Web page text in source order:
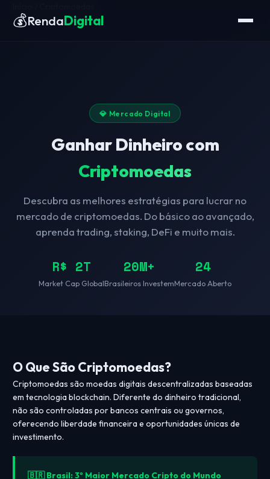
💰RendaDigital
💎 Mercado Digital
Ganhar Dinheiro com
Criptomoedas
Descubra as melhores estratégias para lucrar no
mercado de criptomoedas. Do básico ao avançado,
aprenda trading, staking, DeFi e muito mais.
R$ 2T
Market Cap Global
20M+
Brasileiros Investem
24
Mercado Aberto
O Que São Criptomoedas?
Criptomoedas são moedas digitais descentralizadas baseadas
em tecnologia blockchain. Diferente do dinheiro tradicional,
não são controladas por bancos centrais ou governos,
oferecendo liberdade financeira e oportunidades únicas de
investimento.
🇧🇷 Brasil: 3º Maior Mercado Cripto do Mundo